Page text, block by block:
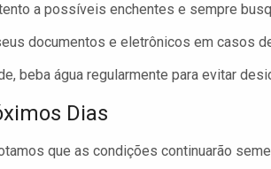
a possíveis enchentes e sempre
documentos e eletrônicos em casos
beba água regularmente para evitar
Dias
que as condições continuarão